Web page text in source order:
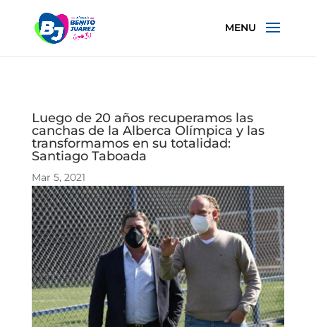
Luego de 20 años recuperamos las
canchas de la Alberca Olímpica y las
transformamos en su totalidad:
Santiago Taboada
Mar 5, 2021